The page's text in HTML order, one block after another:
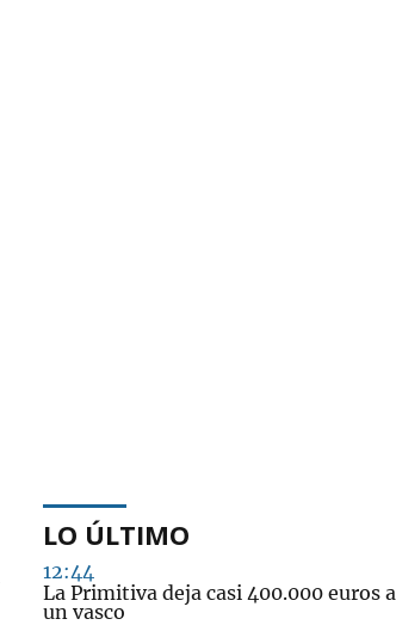
LO ÚLTIMO
12:44
La Primitiva deja casi 400.000 euros a
un vasco